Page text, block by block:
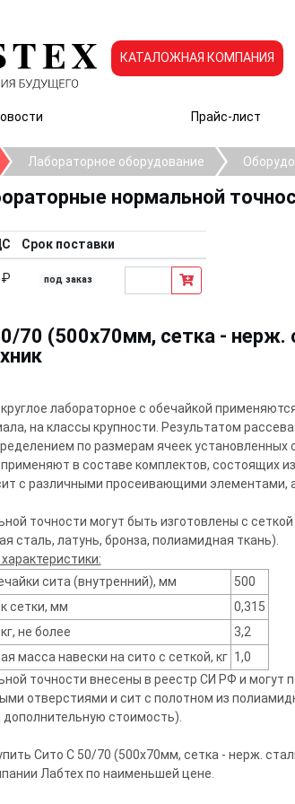
КАТАЛОЖНАЯ КОМПАНИЯ
Прайс-лист
Лабораторное оборудование
нормальной
Срок поставки
под заказ
70 (500х70мм, сетка - нерж.
лабораторное с обечайкой
на классы крупности. Результатом
по размерам ячеек установленных
в составе комплектов, состоящих
с различными просеивающими
точности могут быть изготовлены с
сталь, латунь, бронза, полиамидная ткань).
сита (внутренний), мм
500
сетки, мм
0,315
не более
3,2
масса навески на сито с сеткой, кг 1,0
точности внесены в реестр СИ РФ и могут
отверстиями и сит с полотном из
дополнительную стоимость).
Сито С 50/70 (500х70мм, сетка - нерж.
Лабтех по наименьшей цене.